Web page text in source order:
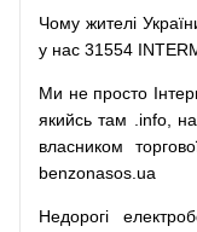
Чому жителі
у нас 31554
Ми не просто
якийсь там .info,
власником
benzonasos.ua
Недорогі